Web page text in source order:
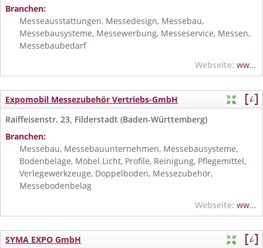
Branchen:
Messeausstattungen, Messedesign, Messebau,
Messebausysteme, Messewerbung, Messeservice, Messen,
Messebaubedarf
Webseite: www.at-messestandbau.de
Expomobil Messezubehör Vertriebs-GmbH
Raiffeisenstr. 23, Filderstadt (Baden-Württemberg)
Branchen:
Messebau, Messebauunternehmen, Messebausysteme,
Bodenbeläge, Möbel.Licht, Profile, Reinigung, Pflegemittel,
Verlegewerkzeuge, Doppelboden, Messezubehör,
Messebodenbelag
Webseite: www.expomobil.de
SYMA EXPO GmbH